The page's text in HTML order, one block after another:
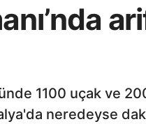
1100 uçak ve
neredeyse